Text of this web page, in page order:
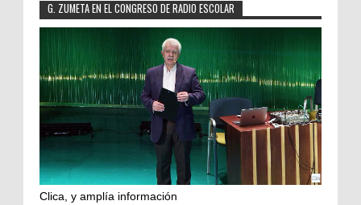
G. ZUMETA EN EL CONGRESO DE RADIO ESCOLAR
Clica, y amplía información